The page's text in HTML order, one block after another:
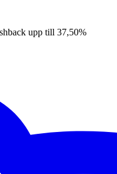
upp till 37,50%